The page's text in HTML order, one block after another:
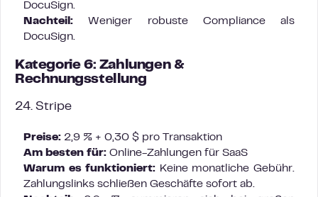
DocuSign.
Nachteil: Weniger robuste Compliance als
DocuSign.
Kategorie 6: Zahlungen &
Rechnungsstellung
24. Stripe
Preise: 2,9 % + 0,30 $ pro Transaktion
Am besten für: Online-Zahlungen für SaaS
Warum es funktioniert: Keine monatliche Gebühr.
Zahlungslinks schließen Geschäfte sofort ab.